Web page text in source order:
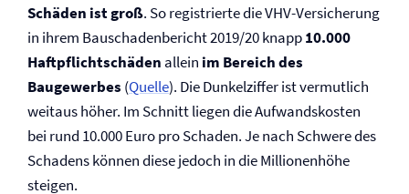
Schäden ist groß. So registrierte die VHV-Versicherung
in ihrem Bauschadenbericht 2019/20 knapp10.000
Haftpflichtschäden allein im Bereich des
Baugewerbes (Quelle). Die Dunkelziffer ist vermutlich
weitaus höher. Im Schnitt liegen die Aufwandskosten
bei rund 10.000 Euro pro Schaden. Je nach Schwere des
Schadens können diese jedoch in die Millionenhöhe
steigen.